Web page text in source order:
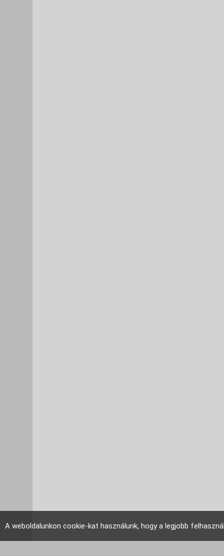
A weboldalunkon cookie-kat használunk, hogy a legjobb